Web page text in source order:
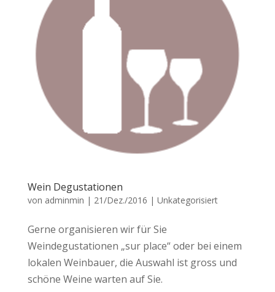
Wein Degustationen
von adminmin | 21/Dez./2016 | Unkategorisiert
Gerne organisieren wir für Sie
Weindegustationen „sur place“ oder bei einem
lokalen Weinbauer, die Auswahl ist gross und
schöne Weine warten auf Sie.